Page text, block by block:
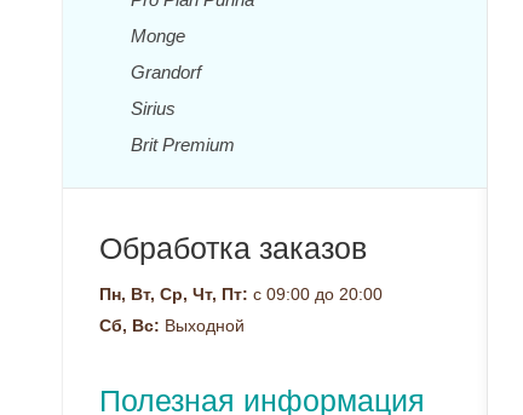
Monge
Grandorf
Sirius
Brit Premium
Обработка заказов
Пн, Вт, Ср, Чт, Пт: с 09:00 до 20:00
Сб, Вс: Выходной
Полезная информация